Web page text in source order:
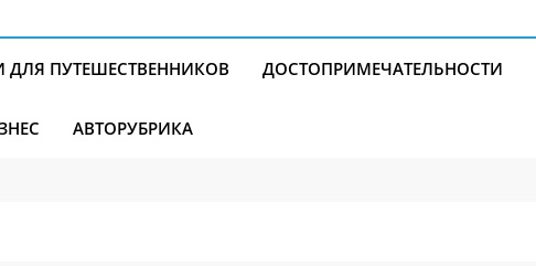
ДЛЯ ПУТЕШЕСТВЕННИКОВ ДОСТОПРИМЕЧАТЕЛЬНОСТИ
АВТОРУБРИКА